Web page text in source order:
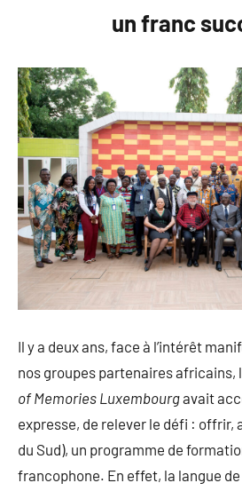
un franc
Il y a deux ans, face à l’intérêt
nos groupes partenaires africains,
of Memories Luxembourgavait
expresse, de relever le défi : offrir,
du Sud), un programme de
francophone. En effet, la langue